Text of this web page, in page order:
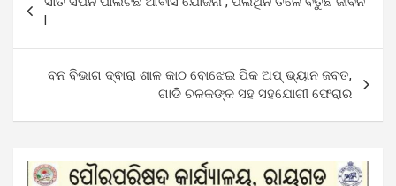
navigation
l
ବନ ବିଭାଗ ଦ୍ଵାରା ଶାଳ କାଠ ବୋଝେଇ ପିକ ଅପ୍ ଭ୍ୟାନ ଜବତ,
ଗାଡି ଚଳକଙ୍କ ସହ ସହଯୋଗୀ ଫେରାର